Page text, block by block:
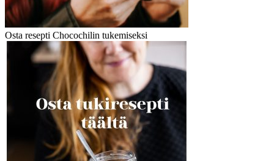
Osta resepti Chocochilin tukemiseksi